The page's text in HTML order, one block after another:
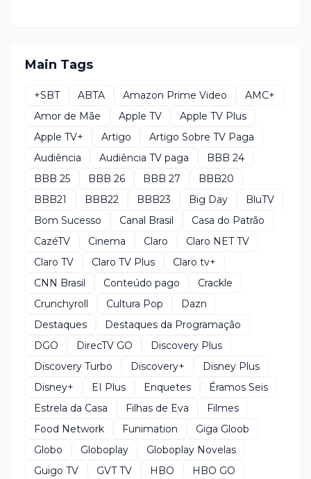
Main Tags
+SBT ABTA Amazon Prime Video
AMC+
Amor de Mãe
Apple TV
Apple TV Plus
Apple TV+
Artigo
Artigo Sobre TV Paga
Audiência
Audiência TV paga
BBB 24
BBB 25
BBB 26 BBB 27
BBB20
BBB21
BBB22 BBB23 Big Day
BluTV
Bom Sucesso
Canal Brasil
Casa do Patrão
CazéTV
Cinema Claro
Claro NET TV
Claro TV
Claro TV Plus
Claro tv+
CNN Brasil
Conteúdo pago
Crackle
Crunchyroll
Cultura Pop
Dazn
Destaques
Destaques da Programação
DGO
DirecTV GO
Discovery Plus
Discovery Turbo
Discovery+
Disney Plus
Disney+
EI Plus Enquetes
Éramos Seis
Estrela da Casa
Filhas de Eva
Filmes
Food Network
Funimation
Giga Gloob
Globo
Globoplay
Globoplay Novelas
Guigo TV
GVT TV HBO
HBO GO